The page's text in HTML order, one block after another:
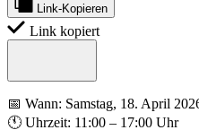
Link-Kopieren
Link kopiert
📅 Wann: Samstag, 18. April
🕚 Uhrzeit: 11:00 – 17:00 Uhr